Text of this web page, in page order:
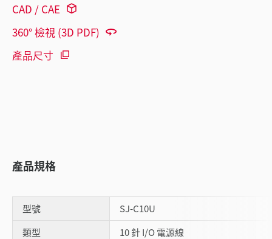
CAD / CAE
360° 檢視 (3D PDF)
產品尺寸
產品規格
型號
SJ-C10U
類型
10 針 I/O 電源線